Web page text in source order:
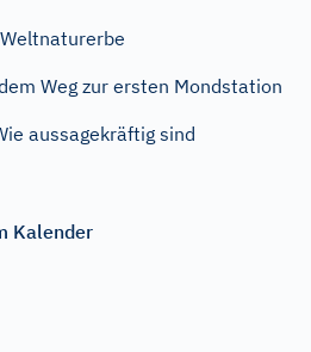
Weltnaturerbe
Weg zur ersten Mondstation
aussagekräftig sind
Kalender